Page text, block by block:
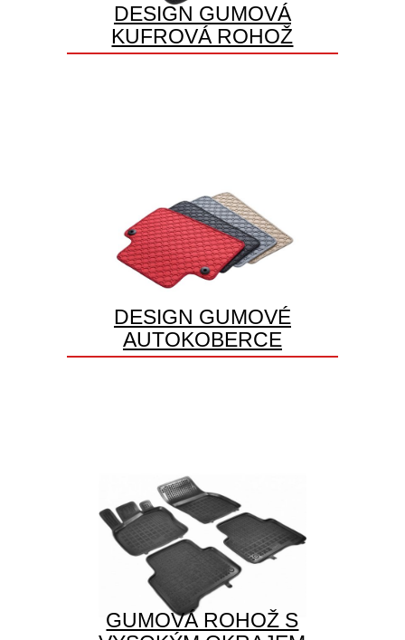
DESIGN GUMOVÁ
KUFROVÁ ROHOŽ
DESIGN GUMOVÉ
AUTOKOBERCE
GUMOVÁ ROHOŽ S